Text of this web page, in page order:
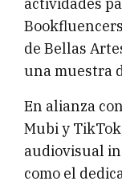
de Bellas
una muestra
En alianza
Mubi y
audiovisual
como el